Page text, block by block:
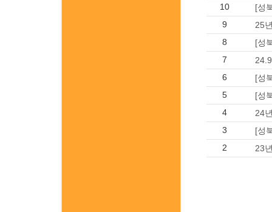
10
[성
9
25
8
[성
7
6
[성
5
[성
4
24
3
[성
2
23